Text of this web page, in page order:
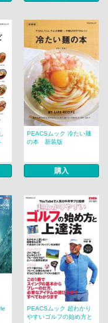
PEACSムック 冷たい麺
の本 新装版
購入
PEACSムック 超わかり
やすいゴルフの始め方と